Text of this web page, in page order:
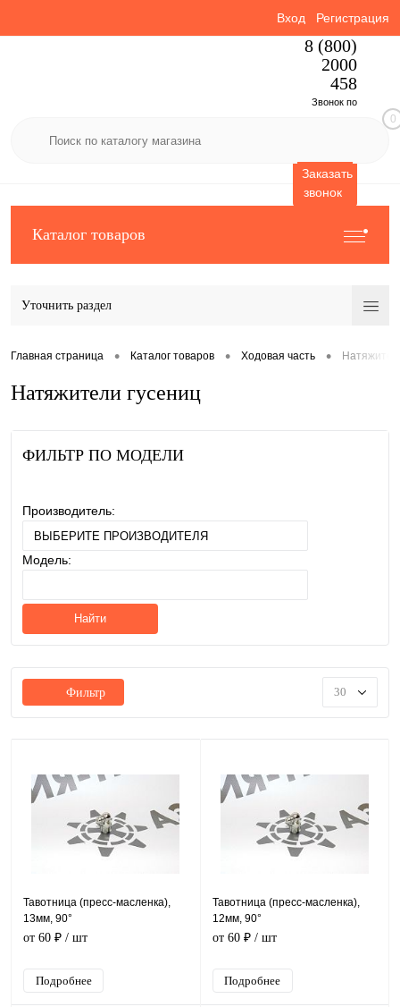
Вход Регистрация
8 (800)
2000
458
Звонок по
Заказать
звонок
0
Каталог товаров
Уточнить раздел
Главная страница • Каталог товаров • Ходовая часть •
Натяжители гусениц
ФИЛЬТР ПО МОДЕЛИ
Производитель:
Модель:
Найти
Фильтр 30
Тавотница (пресс-масленка),
13мм, 90°
от 60 ₽ / шт
Подробнее
Тавотница (пресс-масленка),
12мм, 90°
от 60 ₽/ шт
Подробнее